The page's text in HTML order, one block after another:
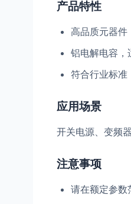
产品特性
高品质元器件
铝电解电容，
符合行业标准
应用场景
开关电源、变频
注意事项
请在额定参数